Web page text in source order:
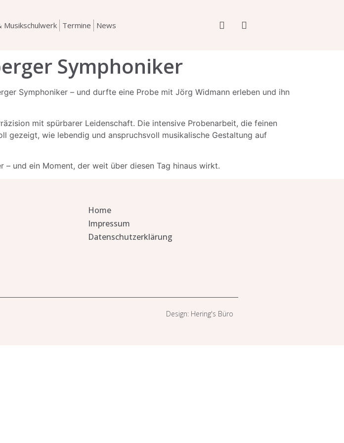
Musikschulwerk Termine News
Symphoniker
Symphoniker – und durfte eine Probe mit Jörg Widmann erleben und ihn
mit spürbarer Leidenschaft. Die intensive Probenarbeit, die feinen
gezeigt, wie lebendig und anspruchsvoll musikalische Gestaltung auf
– und ein Moment, der weit über diesen Tag hinaus wirkt.
Home
Impressum
Datenschutzerklärung
Design: Hering's Büro